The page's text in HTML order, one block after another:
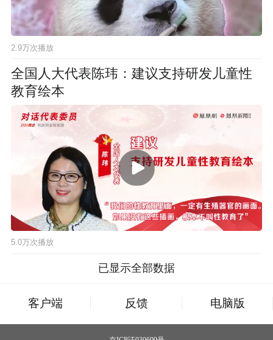
2.9万次播放
全国人大代表陈玮：建议支持研发儿童性
教育绘本
5.0万次播放
已显示全部数据
客户端 反馈 电脑版